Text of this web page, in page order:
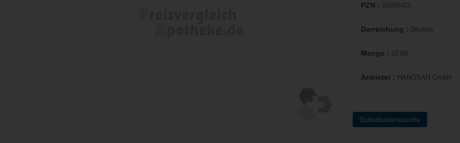
PZN : 00009403
Darreichung : Dilution
Menge : 20 ML
Anbieter : HANOSAN GmbH
Substitutionssuche